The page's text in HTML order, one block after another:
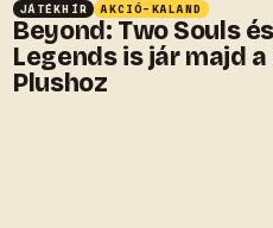
JÁTÉKHÍR AKCIÓ-KALAND
Beyond: Two Souls
Legends is jár majd a
Plushoz